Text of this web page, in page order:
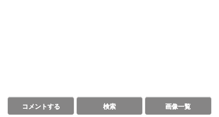
コメントする 検索 画像一覧